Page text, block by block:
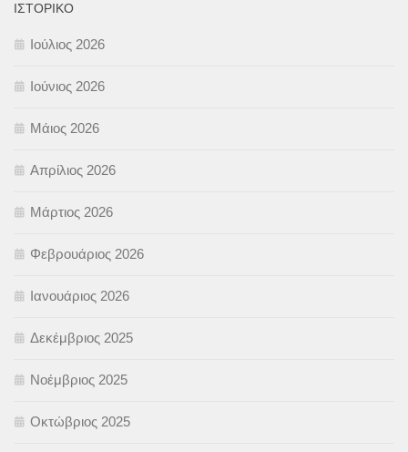
ΙΣΤΟΡΙΚΌ
Ιούλιος 2026
Ιούνιος 2026
Μάιος 2026
Απρίλιος 2026
Μάρτιος 2026
Φεβρουάριος 2026
Ιανουάριος 2026
Δεκέμβριος 2025
Νοέμβριος 2025
Οκτώβριος 2025